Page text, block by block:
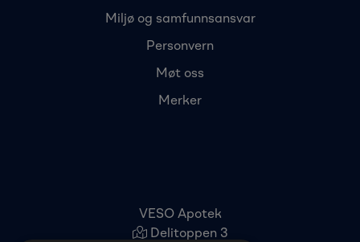
Miljø og samfunnsansvar
Personvern
Møt oss
Merker
VESO Apotek
Delitoppen 3